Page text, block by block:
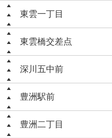
東雲一丁目
東雲橋交差点
深川五中前
豊洲駅前
豊洲二丁目